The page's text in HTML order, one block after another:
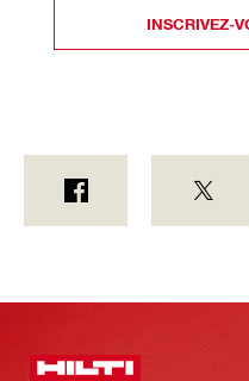
INSCRIVEZ-